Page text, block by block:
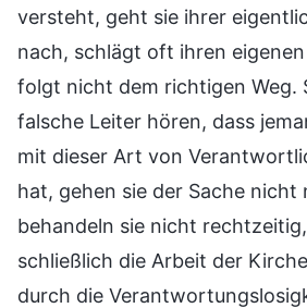
versteht, geht sie ihrer
nach, schlägt oft ihren eigenen
folgt nicht dem richtigen Weg.
falsche Leiter hören, dass
mit dieser Art von
hat, gehen sie der Sache nicht
behandeln sie nicht
schließlich die Arbeit der
durch die